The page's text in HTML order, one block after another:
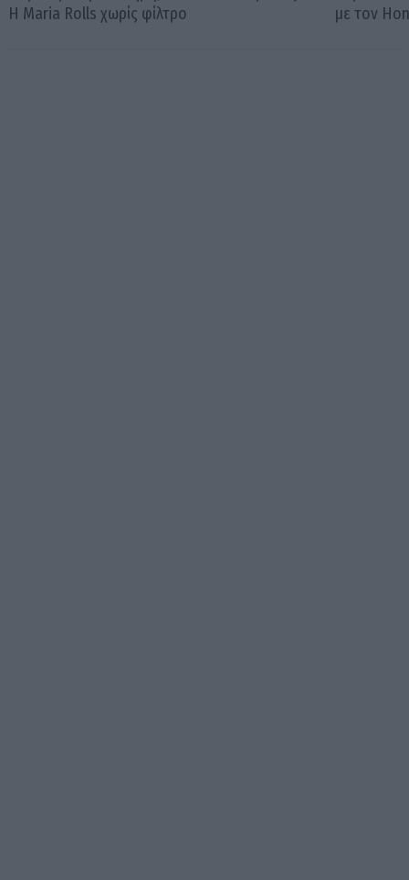
Η Maria Rolls χωρίς φίλτρο
με τον